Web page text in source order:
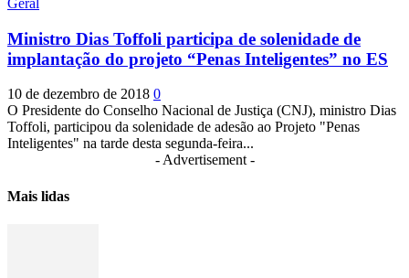
Ministro Dias Toffoli participa de solenidade de
implantação do projeto “Penas Inteligentes” no ES
10 de dezembro de 2018 0
O Presidente do Conselho Nacional de Justiça (CNJ), ministro Dias
Toffoli, participou da solenidade de adesão ao Projeto "Penas
Inteligentes" na tarde desta segunda-feira...
- Advertisement -
Mais lidas